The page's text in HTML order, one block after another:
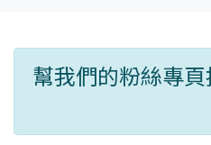
幫我們的粉絲專頁